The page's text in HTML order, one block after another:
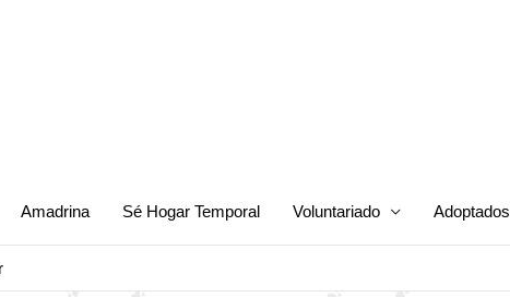
Amadrina Sé Hogar Temporal Voluntariado Adoptados